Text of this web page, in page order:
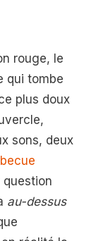
rouge, le
qui tombe
plus doux
sons, deux
au-dessus